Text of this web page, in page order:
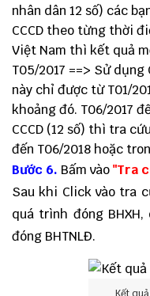
nhân dân 12 số) các
CCCD theo từng thời
Việt Nam thì kết quả
T05/2017 ==> Sử
này chỉ được từ T01/
khoảng đó. T06/2017
CCCD (12 số) thì tra
đến T06/2018 hoặc
Bước 6. Bấm vào"Tra
Sau khi Click vào tra
quá trình đóng
đóng BHTNLĐ.